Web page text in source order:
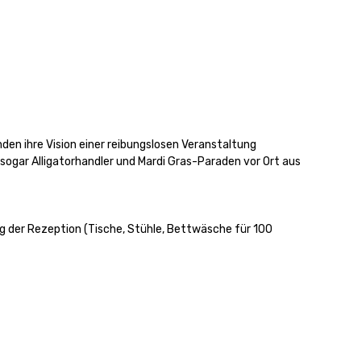
ihre Vision einer reibungslosen Veranstaltung
Alligatorhandler und Mardi Gras-Paraden vor Ort aus
der Rezeption (Tische, Stühle, Bettwäsche für 100